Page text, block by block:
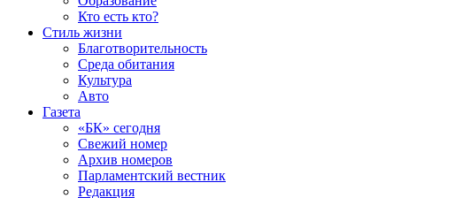
Кто есть кто?
Стиль жизни
Благотворительность
Среда обитания
Культура
Авто
Газета
«БК» сегодня
Свежий номер
Архив номеров
Парламентский вестник
Редакция